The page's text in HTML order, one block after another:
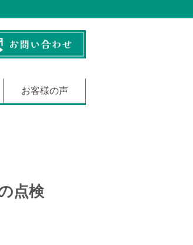
お客様の声
点検